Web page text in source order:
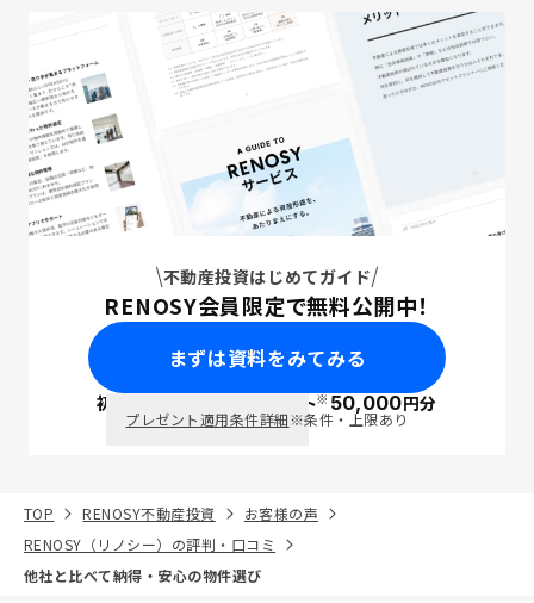
不動産投資はじめてガイド
RENOSY会員限定で無料公開中！
まずは資料をみてみる
初回面談で ポイント※50,000円分
プレゼント適用条件詳細※条件・上限あり
TOP RENOSY不動産投資
お客様の声
RENOSY（リノシー）の評判・口コミ
他社と比べて納得・安心の物件選び